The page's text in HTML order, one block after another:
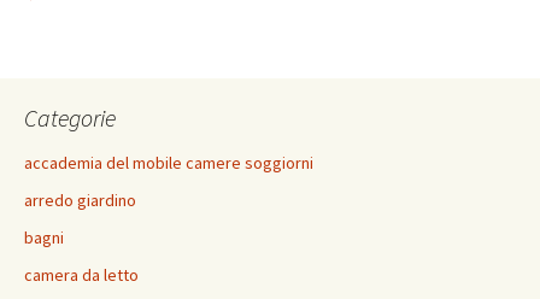
k
Categorie
accademia del mobile camere soggiorni
arredo giardino
bagni
camera da letto